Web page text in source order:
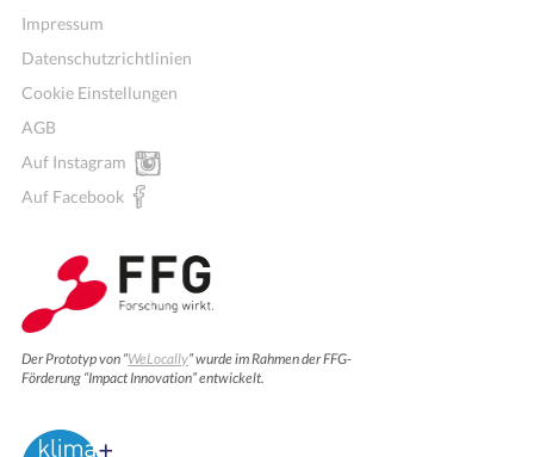
Impressum
Datenschutzrichtlinien
Cookie Einstellungen
AGB
Auf Instagram
Auf Facebook
Der Prototyp von “WeLocally” wurde im Rahmen der FFG-
Förderung “Impact Innovation” entwickelt.